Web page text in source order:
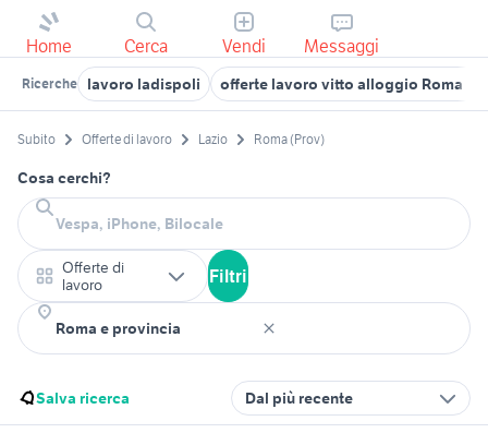
Home Cerca Vendi Messaggi
Ricerche lavoro ladispoli offerte lavoro vitto alloggio Roma
Subito Offerte di lavoro Lazio Roma (Prov)
Cosa cerchi?
Offerte di
lavoro
Filtri
Salva ricerca Dal più recente